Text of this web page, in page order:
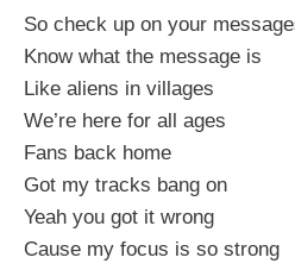
So check up on your
Know what the message is
Like aliens in villages
We’re here for all ages
Fans back home
Got my tracks bang on
Yeah you got it wrong
Cause my focus is so strong